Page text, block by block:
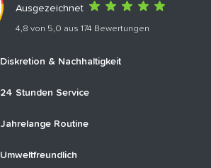
Ausgezeichnet
4,8 von 5,0 aus 174 Bewertungen
Diskretion & Nachhaltigkeit
24 Stunden Service
Jahrelange Routine
Umweltfreundlich